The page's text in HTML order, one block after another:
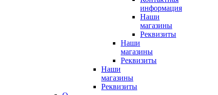
информация
Наши
магазины
Реквизиты
Наши
магазины
Реквизиты
Наши
магазины
Реквизиты